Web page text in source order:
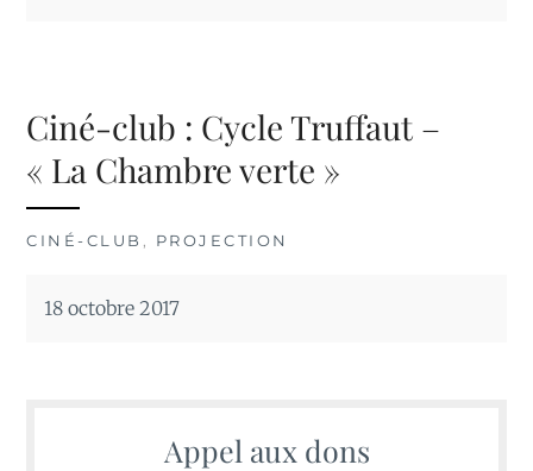
Ciné-club : Cycle Truffaut –
« La Chambre verte »
CINÉ-CLUB , PROJECTION
18 octobre 2017
Appel aux dons